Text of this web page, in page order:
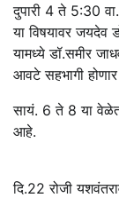
दुपारी 4 ते 5:30 वा.
या विषयावर जयदेव
यामध्ये डॉ.समीर
आवटे सहभागी
सायं. 6 ते 8 या वेळेत
आहे.
दि.22 रोजी